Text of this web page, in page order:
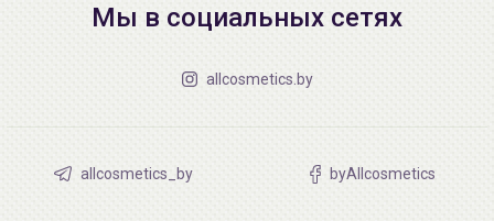
Мы в социальных сетях
allcosmetics.by
allcosmetics_by byAllcosmetics